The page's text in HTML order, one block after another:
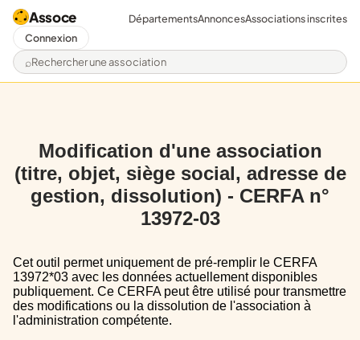
Assoce
Rechercher une association
DépartementsAnnoncesAssociations inscrites
Connexion
Modification d'une association
(titre, objet, siège social, adresse de
gestion, dissolution) - CERFA n°
13972-03
Cet outil permet uniquement de pré-remplir le CERFA
13972*03 avec les données actuellement disponibles
publiquement. Ce CERFA peut être utilisé pour transmettre
des modifications ou la dissolution de l'association à
l'administration compétente.